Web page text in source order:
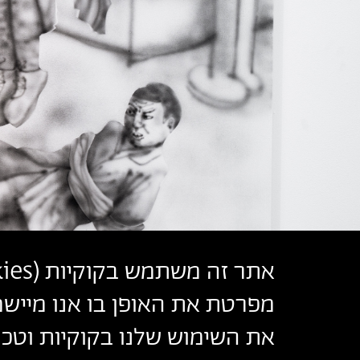
אתר זה משתמש בקוקיות (
מפרטת את האופן בו אנו
את השימוש שלנו בקוקיות